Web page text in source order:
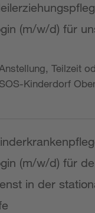
(m/w/d) für
Teilzeit
Kinderdorf
(m/w/d) für
in der